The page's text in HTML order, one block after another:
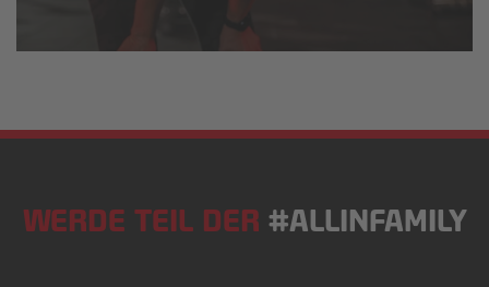
WERDE TEIL DER #ALLINFAMILY